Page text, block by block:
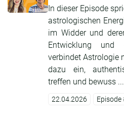
In dieser Episode
astrologischen
im Widder und
Entwicklung und
verbindet Astrologie
dazu ein,
treffen und bewuss ...
22.04.2026 Episode